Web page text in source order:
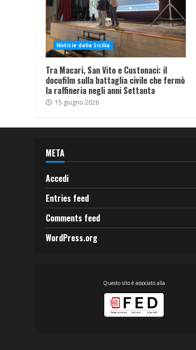
Notizie dalla Sicilia
Tra Macari, San Vito e Custonaci: il
docufilm sulla battaglia civile che fermò
la raffineria negli anni Settanta
15 giugno 2026
META
Accedi
Entries feed
Comments feed
WordPress.org
Questo sito è associato alla